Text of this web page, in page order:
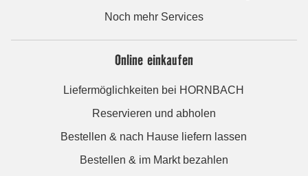
Noch mehr Services
Online einkaufen
Liefermöglichkeiten bei HORNBACH
Reservieren und abholen
Bestellen & nach Hause liefern lassen
Bestellen & im Markt bezahlen